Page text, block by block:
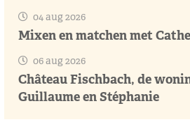
04 aug 2026
Mixen en matchen met
06 aug 2026
Château Fischbach, de
Guillaume en Stéphanie